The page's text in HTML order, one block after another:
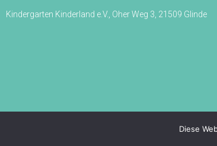
Kindergarten Kinderland e.V., Oher Weg 3, 21509 Glinde
Diese